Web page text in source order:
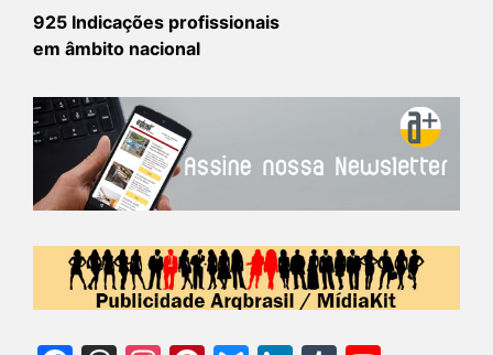
925 Indicações profissionais
em âmbito nacional